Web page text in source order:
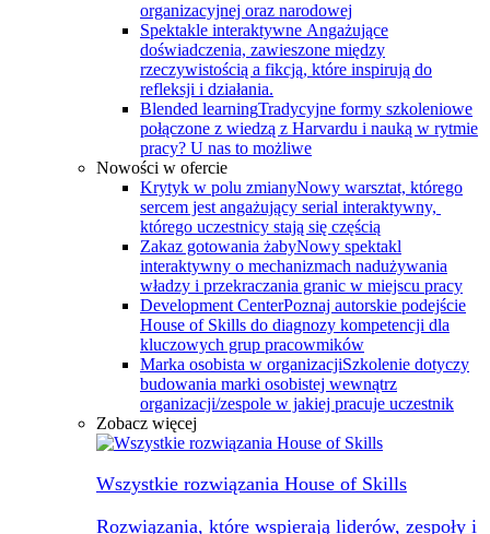
organizacyjnej oraz narodowej
Spektakle interaktywne Angażujące
doświadczenia, zawieszone między
rzeczywistością a fikcją, które inspirują do
refleksji i działania.
Blended learningTradycyjne formy szkoleniowe
połączone z wiedzą z Harvardu i nauką w rytmie
pracy? U nas to możliwe
Nowości w ofercie
Krytyk w polu zmianyNowy warsztat, którego
sercem jest angażujący serial interaktywny, ​
którego uczestnicy stają się częścią
Zakaz gotowania żabyNowy spektakl
interaktywny o mechanizmach nadużywania
władzy i przekraczania granic w miejscu pracy
Development CenterPoznaj autorskie podejście
House of Skills do diagnozy kompetencji dla
kluczowych grup pracowmików
Marka osobista w organizacjiSzkolenie dotyczy
budowania marki osobistej wewnątrz
organizacji/zespole w jakiej pracuje uczestnik
Zobacz więcej
Wszystkie rozwiązania House of Skills
Rozwiązania, które wspierają liderów, zespoły i